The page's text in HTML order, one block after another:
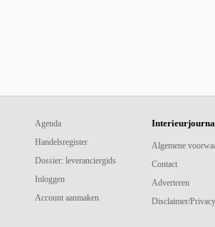
Agenda
Handelsregister
Dossier: leveranciergids
Inloggen
Account aanmaken
Algemene
Contact
Adverteren
Disclaimer/